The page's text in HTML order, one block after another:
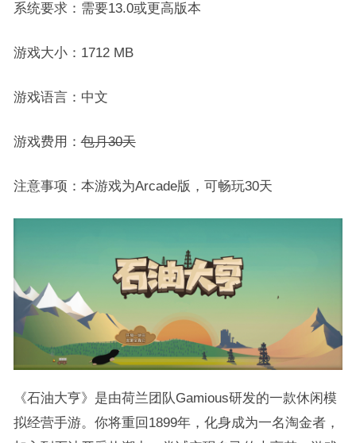
系统要求：需要13.0或更高版本
游戏大小：1712 MB
游戏语言：中文
游戏费用：包月30天
注意事项：本游戏为Arcade版，可畅玩30天
《石油大亨》是由荷兰团队Gamious研发的一款休闲模
拟经营手游。你将重回1899年，化身成为一名淘金者，